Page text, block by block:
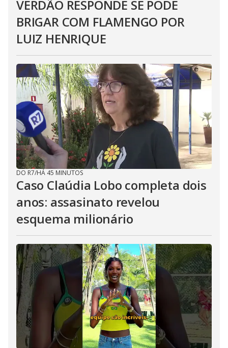
VERDÃO RESPONDE SE PODE
BRIGAR COM FLAMENGO POR
LUIZ HENRIQUE
DO R7/HÁ 45 MINUTOS
Caso Claúdia Lobo completa dois
anos: assasinato revelou
esquema milionário